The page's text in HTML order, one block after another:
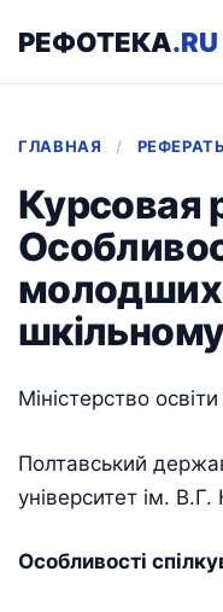
РЕФОТЕКА.RU
ГЛАВНАЯ /
Курсовая
молодших
Міністерство
Полтавський
університет ім. В.Г.
Особливості